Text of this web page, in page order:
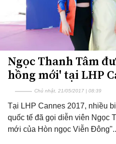
Ngọc Thanh Tâm
hồng mới' tại LHP
Chủ nhật, 21/05/2017 | 08:39
Tại LHP Cannes 2017, nhiều
quốc tế đã gọi diễn viên Ngọc
mới của Hòn ngọc Viễn